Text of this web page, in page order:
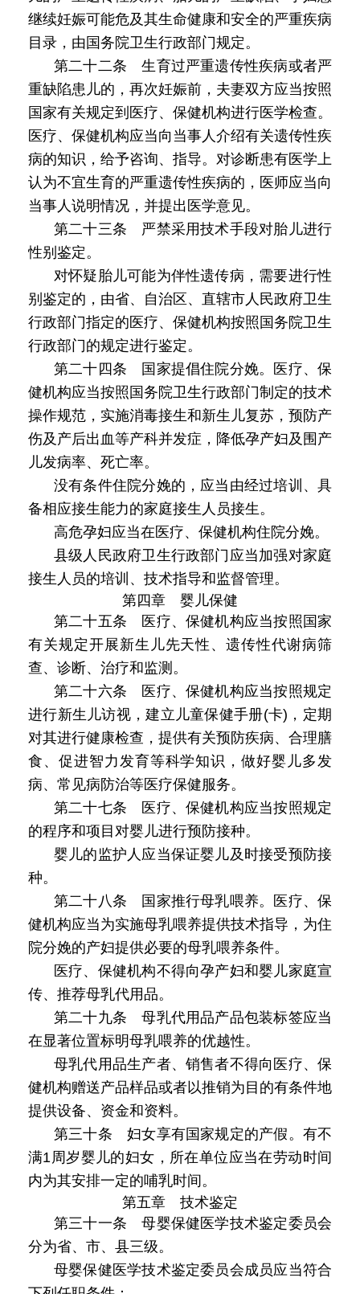
继续妊娠可能危及其生命健康和安全的严重疾病
目录，由国务院卫生行政部门规定。
第二十二条 生育过严重遗传性疾病或者严
重缺陷患儿的，再次妊娠前，夫妻双方应当按照
国家有关规定到医疗、保健机构进行医学检查。
医疗、保健机构应当向当事人介绍有关遗传性疾
病的知识，给予咨询、指导。对诊断患有医学上
认为不宜生育的严重遗传性疾病的，医师应当向
当事人说明情况，并提出医学意见。
第二十三条 严禁采用技术手段对胎儿进行
性别鉴定。
对怀疑胎儿可能为伴性遗传病，需要进行性
别鉴定的，由省、自治区、直辖市人民政府卫生
行政部门指定的医疗、保健机构按照国务院卫生
行政部门的规定进行鉴定。
第二十四条 国家提倡住院分娩。医疗、保
健机构应当按照国务院卫生行政部门制定的技术
操作规范，实施消毒接生和新生儿复苏，预防产
伤及产后出血等产科并发症，降低孕产妇及围产
儿发病率、死亡率。
没有条件住院分娩的，应当由经过培训、具
备相应接生能力的家庭接生人员接生。
高危孕妇应当在医疗、保健机构住院分娩。
县级人民政府卫生行政部门应当加强对家庭
接生人员的培训、技术指导和监督管理。
第四章 婴儿保健
第二十五条 医疗、保健机构应当按照国家
有关规定开展新生儿先天性、遗传性代谢病筛
查、诊断、治疗和监测。
第二十六条 医疗、保健机构应当按照规定
进行新生儿访视，建立儿童保健手册(卡)，定期
对其进行健康检查，提供有关预防疾病、合理膳
食、促进智力发育等科学知识，做好婴儿多发
病、常见病防治等医疗保健服务。
第二十七条 医疗、保健机构应当按照规定
的程序和项目对婴儿进行预防接种。
婴儿的监护人应当保证婴儿及时接受预防接
种。
第二十八条 国家推行母乳喂养。医疗、保
健机构应当为实施母乳喂养提供技术指导，为住
院分娩的产妇提供必要的母乳喂养条件。
医疗、保健机构不得向孕产妇和婴儿家庭宣
传、推荐母乳代用品。
第二十九条 母乳代用品产品包装标签应当
在显著位置标明母乳喂养的优越性。
母乳代用品生产者、销售者不得向医疗、保
健机构赠送产品样品或者以推销为目的有条件地
提供设备、资金和资料。
第三十条 妇女享有国家规定的产假。有不
满1周岁婴儿的妇女，所在单位应当在劳动时间
内为其安排一定的哺乳时间。
第五章 技术鉴定
第三十一条 母婴保健医学技术鉴定委员会
分为省、市、县三级。
母婴保健医学技术鉴定委员会成员应当符合